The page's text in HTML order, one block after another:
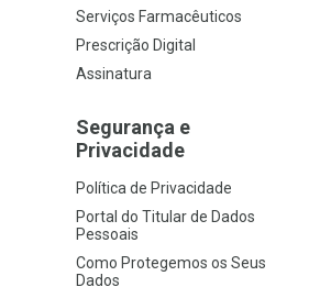
Serviços Farmacêuticos
Prescrição Digital
Assinatura
Segurança e
Privacidade
Política de Privacidade
Portal do Titular de Dados
Pessoais
Como Protegemos os Seus
Dados